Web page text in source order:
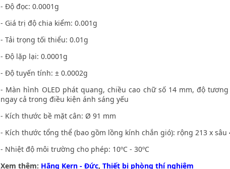
- Độ đọc: 0.0001g
- Giá trị độ chia kiểm: 0.001g
- Tải trọng tối thiểu: 0.01g
- Độ lặp lại: 0.0001g
- Độ tuyến tính: ± 0.0002g
- Màn hình OLED phát quang, chiều cao chữ số 14 mm, độ
ngay cả trong điều kiện ánh sáng yếu
- Kích thước bề mặt cân: Ø 91 mm
- Kích thước tổng thể (bao gồm lồng kính chắn gió): rộng 213 x sâu
- Nhiệt độ môi trường cho phép: 10ºC - 30ºC
Xem thêm: Hãng Kern - Đức, Thiết bị phòng thí nghiệm